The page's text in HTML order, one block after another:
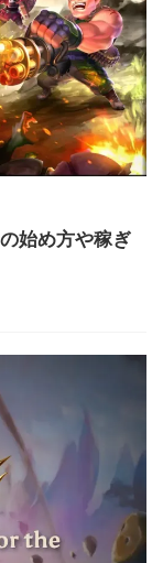
始め方や稼ぎ